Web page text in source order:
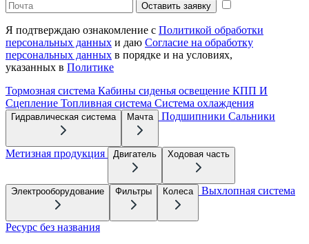
Оставить заявку
Я подтверждаю ознакомление с Политикой обработки
персональных данных и даю Согласие на обработку
персональных данных в порядке и на условиях,
указанных в Политике
Тормозная система Кабины сиденья освещение КПП И
Сцепление Топливная система Система охлаждения
Гидравлическая система Мачта Подшипники Сальники
Метизная продукция Двигатель Ходовая часть
Электрооборудование Фильтры Колеса Выхлопная система
Ресурс без названия